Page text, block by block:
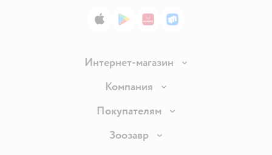
App StoreGoogle Play
AppGallery
RuStore
Интернет-магазин
Доставка и оплата
Обмен и возврат товара
Правила продажи
Компания
О компании
Инвесторам
Покупателям
Бонусные карты
Зоозавр